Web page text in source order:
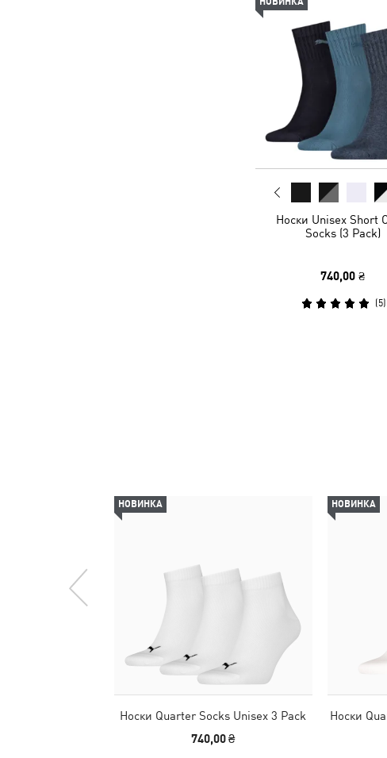
Носки Unisex Short
Socks (3 Pack)
740,00 ₴
(5)
НОВИНКА
Носки Quarter Socks Unisex 3 Pack
740,00 ₴
НОВИНКА
Носки